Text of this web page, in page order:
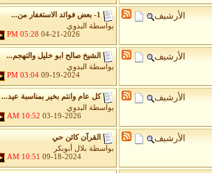
الأرشيف
1- بعض فوائد الاستغفار من...
بواسطة
البدوي
04-21-2026
05:28 PM
الأرشيف
الشيخ صالح ابو خليل والتهجم...
بواسطة
البدوي
09-19-2024
03:04 PM
الأرشيف
كل عام وانتم بخير بمناسبة عيد...
بواسطة
البدوي
03-19-2026
10:52 AM
الأرشيف
القرآن كائن حي
بواسطة بلال أبوبكر
09-18-2024
10:51 AM